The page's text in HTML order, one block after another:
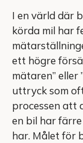
I en värld där
körda mil har
ett högre
mätaren” eller
uttryck som
processen att
en bil har
har. Målet för